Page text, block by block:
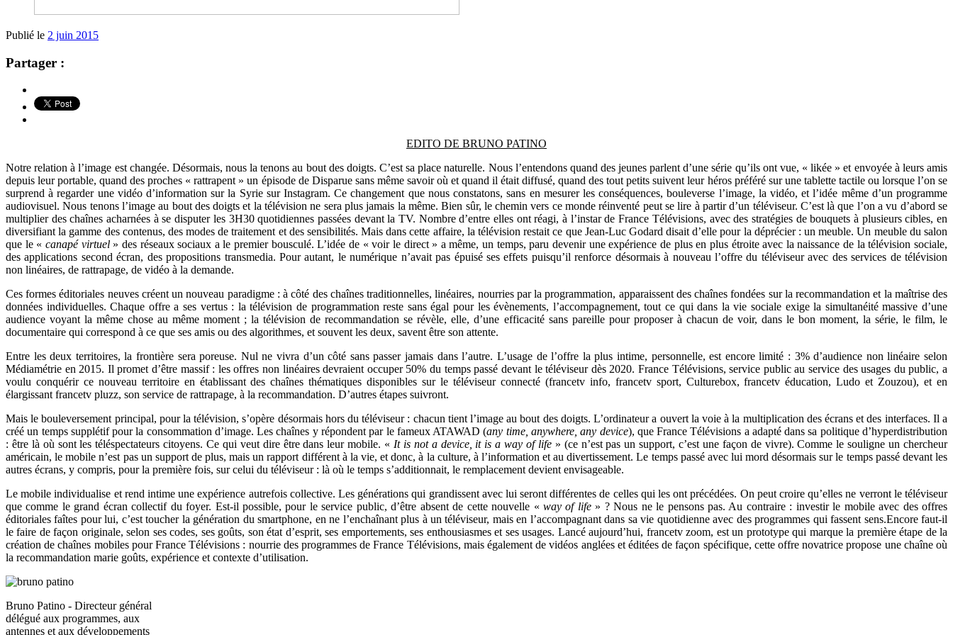
Publié le 2 juin 2015
Partager :
EDITO DE BRUNO PATINO
Notre relation à l’image est changée. Désormais, nous la tenons au bout des doigts. C’est sa place naturelle. Nous l’entendons quand des jeunes parlent d’une série qu’ils ont vue, « likée » et envoyée à leurs amis
depuis leur portable, quand des proches « rattrapent » un épisode de Disparue sans même savoir où et quand il était diffusé, quand des tout petits suivent leur héros préféré sur une tablette tactile ou lorsque l’on se
surprend à regarder une vidéo d’information sur la Syrie sur Instagram. Ce changement que nous constatons, sans en mesurer les conséquences, bouleverse l’image, la vidéo, et l’idée même d’un programme
audiovisuel. Nous tenons l’image au bout des doigts et la télévision ne sera plus jamais la même. Bien sûr, le chemin vers ce monde réinventé peut se lire à partir d’un téléviseur. C’est là que l’on a vu d’abord se
multiplier des chaînes acharnées à se disputer les 3H30 quotidiennes passées devant la TV. Nombre d’entre elles ont réagi, à l’instar de France Télévisions, avec des stratégies de bouquets à plusieurs cibles, en
diversifiant la gamme des contenus, des modes de traitement et des sensibilités. Mais dans cette affaire, la télévision restait ce que Jean-Luc Godard disait d’elle pour la déprécier : un meuble. Un meuble du salon
que le « canapé virtuel» des réseaux sociaux a le premier bousculé. L’idée de « voir le direct » a même, un temps, paru devenir une expérience de plus en plus étroite avec la naissance de la télévision sociale,
des applications second écran, des propositions transmedia. Pour autant, le numérique n’avait pas épuisé ses effets puisqu’il renforce désormais à nouveau l’offre du téléviseur avec des services de télévision
non linéaires, de rattrapage, de vidéo à la demande.
Ces formes éditoriales neuves créent un nouveau paradigme : à côté des chaînes traditionnelles, linéaires, nourries par la programmation, apparaissent des chaînes fondées sur la recommandation et la maîtrise des
données individuelles. Chaque offre a ses vertus : la télévision de programmation reste sans égal pour les évènements, l’accompagnement, tout ce qui dans la vie sociale exige la simultanéité massive d’une
audience voyant la même chose au même moment ; la télévision de recommandation se révèle, elle, d’une efficacité sans pareille pour proposer à chacun de voir, dans le bon moment, la série, le film, le
documentaire qui correspond à ce que ses amis ou des algorithmes, et souvent les deux, savent être son attente.
Entre les deux territoires, la frontière sera poreuse. Nul ne vivra d’un côté sans passer jamais dans l’autre. L’usage de l’offre la plus intime, personnelle, est encore limité : 3% d’audience non linéaire selon
Médiamétrie en 2015. Il promet d’être massif : les offres non linéaires devraient occuper 50% du temps passé devant le téléviseur dès 2020. France Télévisions, service public au service des usages du public, a
voulu conquérir ce nouveau territoire en établissant des chaînes thématiques disponibles sur le téléviseur connecté (francetv info, francetv sport, Culturebox, francetv éducation, Ludo et Zouzou), et en
élargissant francetv pluzz, son service de rattrapage, à la recommandation. D’autres étapes suivront.
Mais le bouleversement principal, pour la télévision, s’opère désormais hors du téléviseur : chacun tient l’image au bout des doigts. L’ordinateur a ouvert la voie à la multiplication des écrans et des interfaces. Il a
créé un temps supplétif pour la consommation d’image. Les chaînes y répondent par le fameux ATAWAD (any time, anywhere, any device), que France Télévisions a adapté dans sa politique d’hyperdistribution
: être là où sont les téléspectateurs citoyens. Ce qui veut dire être dans leur mobile. « It is not a device, it is a way of life» (ce n’est pas un support, c’est une façon de vivre). Comme le souligne un chercheur
américain, le mobile n’est pas un support de plus, mais un rapport différent à la vie, et donc, à la culture, à l’information et au divertissement. Le temps passé avec lui mord désormais sur le temps passé devant les
autres écrans, y compris, pour la première fois, sur celui du téléviseur : là où le temps s’additionnait, le remplacement devient envisageable.
Le mobile individualise et rend intime une expérience autrefois collective. Les générations qui grandissent avec lui seront différentes de celles qui les ont précédées. On peut croire qu’elles ne verront le téléviseur
que comme le grand écran collectif du foyer. Est-il possible, pour le service public, d’être absent de cette nouvelle « way of life» ? Nous ne le pensons pas. Au contraire : investir le mobile avec des offres
éditoriales faîtes pour lui, c’est toucher la génération du smartphone, en ne l’enchaînant plus à un téléviseur, mais en l’accompagnant dans sa vie quotidienne avec des programmes qui fassent sens.Encore faut-il
le faire de façon originale, selon ses codes, ses goûts, son état d’esprit, ses emportements, ses enthousiasmes et ses usages. Lancé aujourd’hui, francetv zoom, est un prototype qui marque la première étape de la
création de chaînes mobiles pour France Télévisions : nourrie des programmes de France Télévisions, mais également de vidéos anglées et éditées de façon spécifique, cette offre novatrice propose une chaîne où
la recommandation marie goûts, expérience et contexte d’utilisation.
Bruno Patino - Directeur général
délégué aux programmes, aux
antennes et aux développements